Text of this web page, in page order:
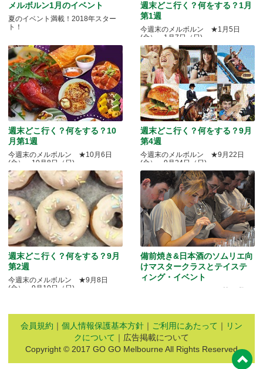
メルボルン1月のイベント
夏のイベント満載！2018年スター
ト！
週末どこ行く？何をする？1月
第1週
今週末のメルボルン ★1月5日
(金）～1月7日（日)
週末どこ行く？何をする？10
月第1週
今週末のメルボルン ★10月6日
(金）～10月8日（日)
週末どこ行く？何をする？9月
第4週
今週末のメルボルン ★9月22日
(金）～9月24日（日)
週末どこ行く？何をする？9月
第2週
今週末のメルボルン ★9月8日
(金）～9月10日（日)
備前焼き&日本酒のソムリエ向
けマスタークラスとテイステ
ィング・イベント
会員規約 ｜ 個人情報保護基本方針 ｜ ご利用にあたって ｜ リン
クについて ｜広告掲載について
Copyright © 2017 GO GO Melbourne All Rights Reserved